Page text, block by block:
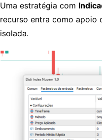
Uma estratégia com
recurso entra como apoio
isolada.